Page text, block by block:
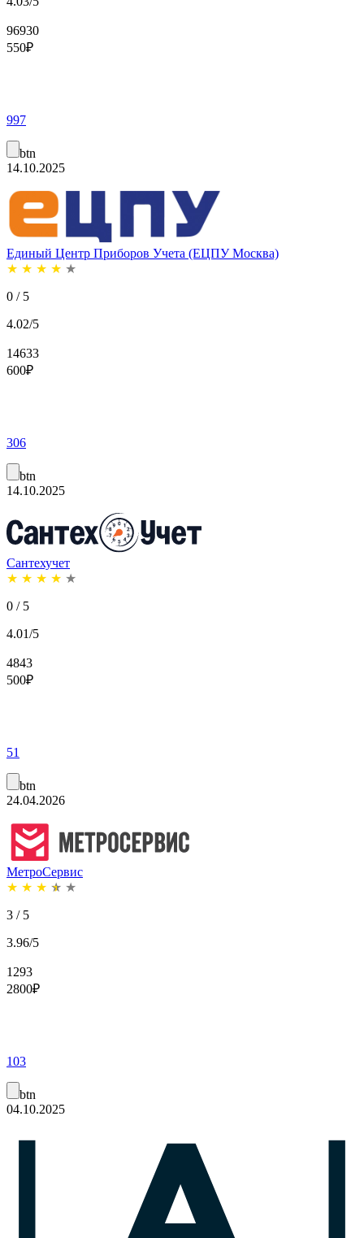
96930
550₽
997
btn
14.10.2025
Единый Центр Приборов Учета (ЕЦПУ Москва)
★ ★ ★ ★ ★
0 / 5
4.02/5
14633
600₽
306
btn
14.10.2025
Сантехучет
★ ★ ★ ★ ★
0 / 5
4.01/5
4843
500₽
51
btn
24.04.2026
МетроСервис
★ ★ ★ ★ ★
3 / 5
3.96/5
1293
2800₽
103
btn
04.10.2025